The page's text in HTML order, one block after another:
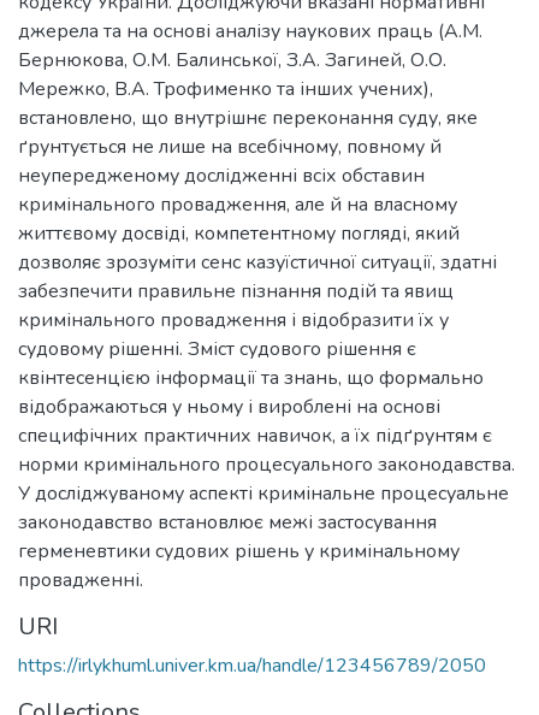
джерела та на основі аналізу наукових праць (А.М.
Бернюкова, О.М. Балинської, З.А. Загиней, О.О.
Мережко, В.А. Трофименко та інших учених),
встановлено, що внутрішнє переконання суду, яке
ґрунтується не лише на всебічному, повному й
неупередженому дослідженні всіх обставин
кримінального провадження, але й на власному
життєвому досвіді, компетентному погляді, який
дозволяє зрозуміти сенс казуїстичної ситуації, здатні
забезпечити правильне пізнання подій та явищ
кримінального провадження і відобразити їх у
судовому рішенні. Зміст судового рішення є
квінтесенцією інформації та знань, що формально
відображаються у ньому і вироблені на основі
специфічних практичних навичок, а їх підґрунтям є
норми кримінального процесуального законодавства.
У досліджуваному аспекті кримінальне процесуальне
законодавство встановлює межі застосування
герменевтики судових рішень у кримінальному
провадженні.
URI
https://irlykhuml.univer.km.ua/handle/123456789/2050